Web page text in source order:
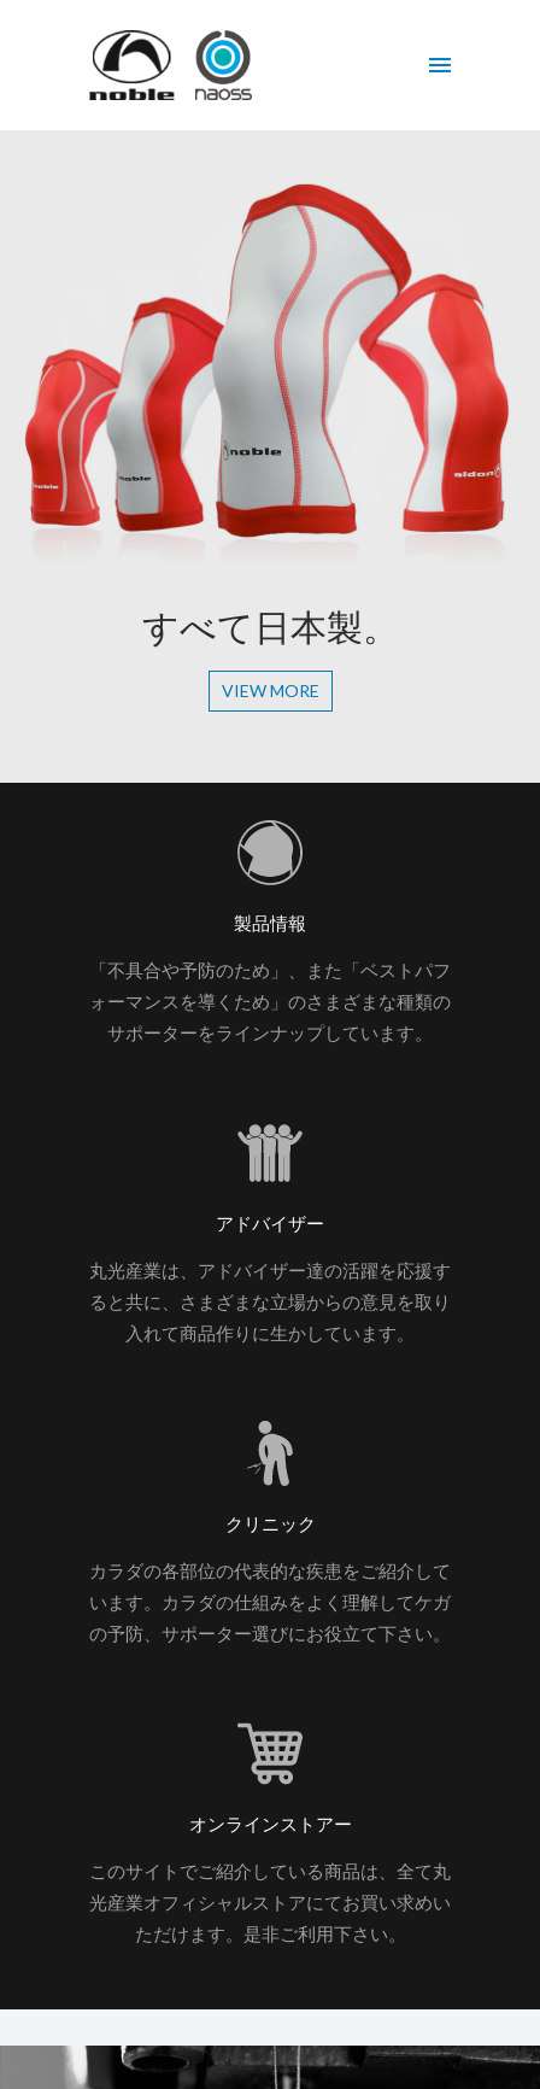
すべて日本製。
VIEW MORE
製品情報
「不具合や予防のため」、また「ベストパフ
ォーマンスを導くため」のさまざまな種類の
サポーターをラインナップしています。
アドバイザー
丸光産業は、アドバイザー達の活躍を応援す
ると共に、さまざまな立場からの意見を取り
入れて商品作りに生かしています。
クリニック
カラダの各部位の代表的な疾患をご紹介して
います。カラダの仕組みをよく理解してケガ
の予防、サポーター選びにお役立て下さい。
オンラインストアー
このサイトでご紹介している商品は、全て丸
光産業オフィシャルストアにてお買い求めい
ただけます。是非ご利用下さい。